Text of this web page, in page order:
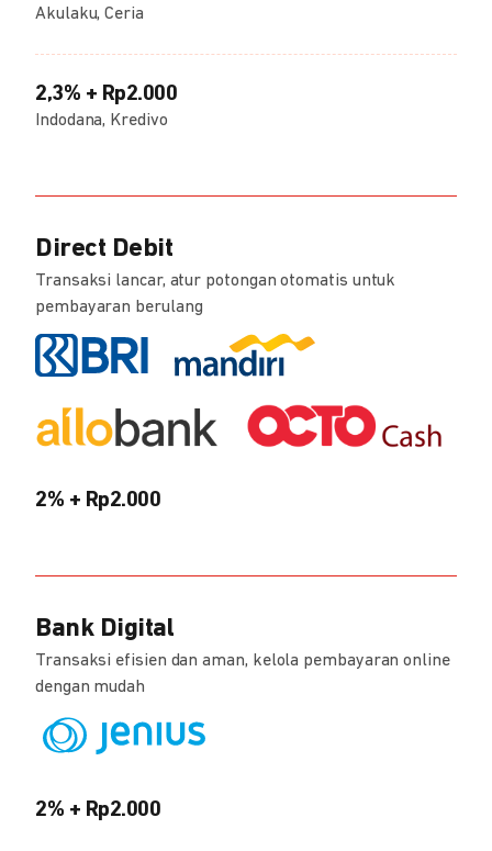
Akulaku, Ceria
2,3% + Rp2.000
Indodana, Kredivo
Direct Debit
Transaksi lancar, atur potongan otomatis untuk
pembayaran berulang
2% + Rp2.000
Bank Digital
Transaksi efisien dan aman, kelola pembayaran online
dengan mudah
2% + Rp2.000